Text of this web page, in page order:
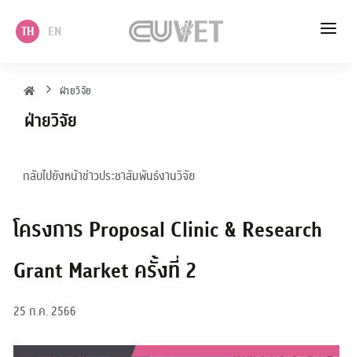
TH EN
วิชาการ
ฝ่ายวิจัย
ฝ่ายวิจัย
กลับไปยังหน้าข่าวประชาสัมพันธ์งานวิจัย
โครงการ Proposal Clinic & Research
Grant Market ครั้งที่ 2
25 ก.ค. 2566